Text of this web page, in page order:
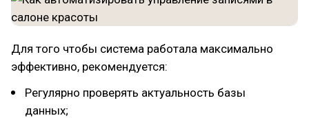
Для того чтобы система работала максимально
эффективно, рекомендуется:
Регулярно проверять актуальность базы
данных;